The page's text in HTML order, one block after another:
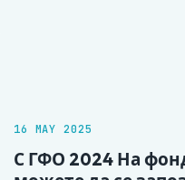
16 MAY 2025
С ГФО 2024 На